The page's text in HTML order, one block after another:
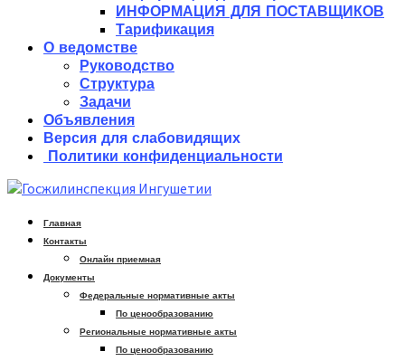
ИНФОРМАЦИЯ ДЛЯ ПОСТАВЩИКОВ
Тарификация
О ведомстве
Руководство
Структура
Задачи
Объявления
Версия для слабовидящих
Политики конфиденциальности
Главная
Контакты
Онлайн приемная
Документы
Федеральные нормативные акты
По ценообразованию
Региональные нормативные акты
По ценообразованию